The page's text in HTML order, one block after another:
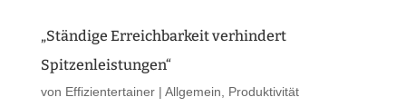
„Ständige Erreichbarkeit verhindert
Spitzenleistungen“
von Effizientertainer| Allgemein Produktivität